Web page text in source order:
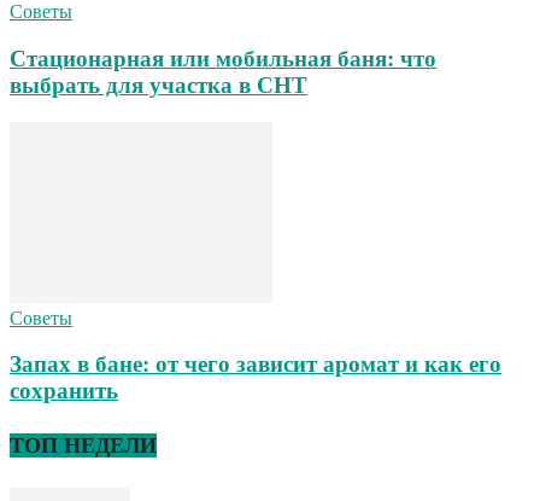
Советы
Стационарная или мобильная баня: что
выбрать для участка в СНТ
Советы
Запах в бане: от чего зависит аромат и как его
сохранить
ТОП НЕДЕЛИ